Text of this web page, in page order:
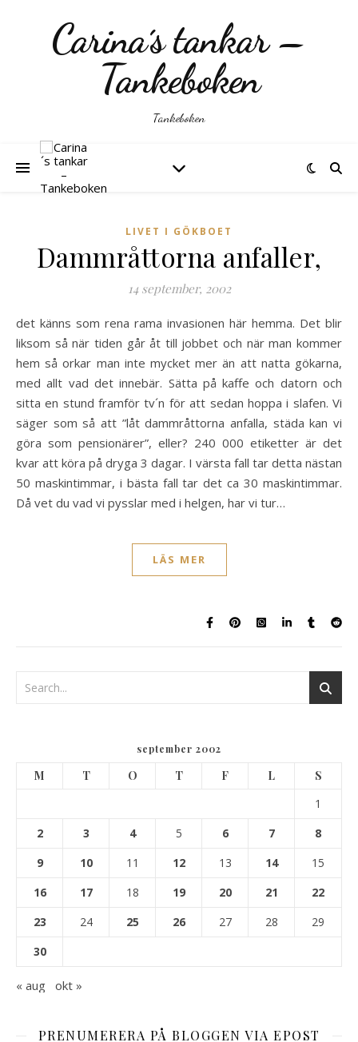
Carina´s tankar –
Tankeboken
Tankeboken
LIVET I GÖKBOET
Dammråttorna anfaller,
14 september, 2002
det känns som rena rama invasionen här hemma. Det blir
liksom så när tiden går åt till jobbet och när man kommer
hem så orkar man inte mycket mer än att natta gökarna,
med allt vad det innebär. Sätta på kaffe och datorn och
sitta en stund framför tv´n för att sedan hoppa i slafen. Vi
säger som så att ”låt dammråttorna anfalla, städa kan vi
göra som pensionärer”, eller? 240 000 etiketter är det
kvar att köra på dryga 3 dagar. I värsta fall tar detta nästan
50 maskintimmar, i bästa fall tar det ca 30 maskintimmar.
Då vet du vad vi pysslar med i helgen, har vi tur…
LÄS MER
september 2002
M T O T F L
S
1
2
3 4 5 6 7
8
9
10 11 12 13 14
15
16
17 18 19 20 21
22
23
24 25 26 27 28
29
30
« aug okt »
PRENUMERERA PÅ BLOGGEN VIA EPOST